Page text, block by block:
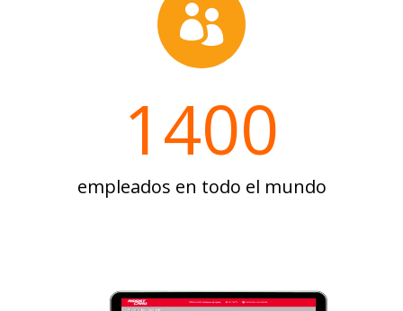

1400
empleados en todo el mundo